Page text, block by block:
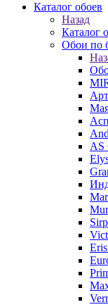
Каталог обоев
Назад
Каталог
Обои по
AS